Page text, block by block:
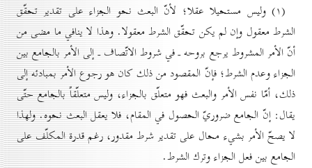
(۱) وليس مستحيلا عقلا؛ لأنّ البعث نحو الجزاء على تقدير تحقّق
الشرط معقول وإن لم يكن تحقّق الشرط معقولا. وهذا لا ينافي ما مضى من
أنّ الأمر المشروط يرجع بروحه ـ في شروط الاتّصاف ـ إلى الأمر بالجامع بين
الجزاء وعدم الشرط؛ فإنّ المقصود من ذلك كان هو رجوع الأمر بمبادئه إلى
ذلك، أمّا نفس الأمر والبعث فهو متعلّق بالجزاء، وليس متعلّقاً بالجامع حتّى
يقال: إنّ الجامع ضروريّ الحصول في المقام، فلا يعقل البعث نحوه. ولهذا
لا يصحّ الأمر بشيء محال على تقدير شرط مقدور، رغم قدرة المكلّف على
الجامع بين فعل الجزاء وترك الشرط.